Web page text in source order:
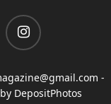
instagram
-
DepositPhotos